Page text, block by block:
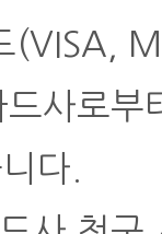
(VISA,
사로부
다.